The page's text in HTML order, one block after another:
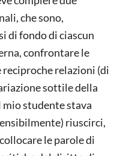
che sono,
di fondo di ciascun
confrontare le
relazioni (di
sottile della
mio studente stava
riuscirci,
le parole di